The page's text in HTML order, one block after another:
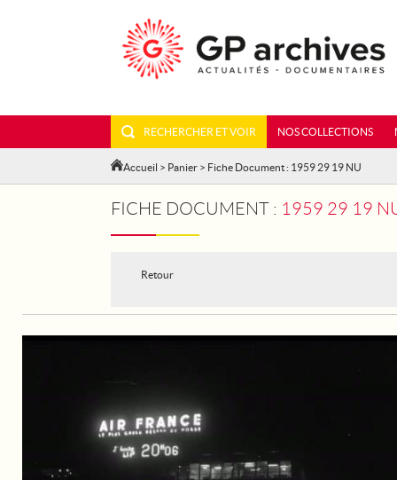
RECHERCHER ET VOIR NOS COLLECTIONS
Accueil > Panier > Fiche Document : 1959 29 19 NU
FICHE DOCUMENT : 1959 29 19
Retour